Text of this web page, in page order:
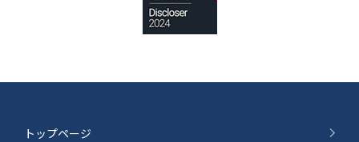
トップページ